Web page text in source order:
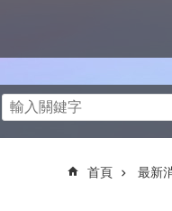
搜尋
首頁 最新